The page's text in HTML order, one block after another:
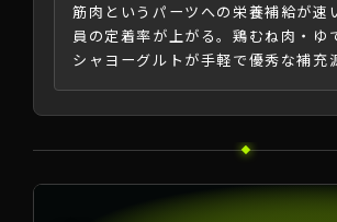
筋肉というパーツへの栄養補給が速
員の定着率が上がる。鶏むね肉・ゆ
シャヨーグルトが手軽で優秀な補充